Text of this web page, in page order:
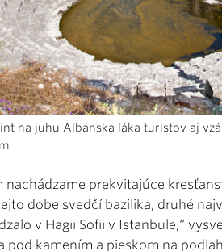
na juhu Albánska láka turistov aj
nachádzame prekvitajúce
dobe svedčí bazilika, druhé
v Hagii Sofii v Istanbule,“
pod kamením a pieskom na